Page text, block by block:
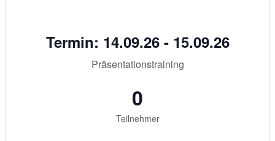
Termin: 14.09.26 - 15.09.26
Präsentationstraining
0
Teilnehmer